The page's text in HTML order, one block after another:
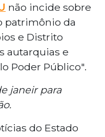
não incide sobre
patrimônio da
e Distrito
autarquias e
Poder Público".
janeir para
do Estado